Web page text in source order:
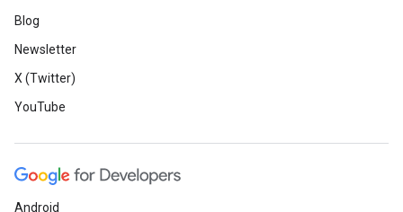
Blog
Newsletter
X (Twitter)
YouTube
Android